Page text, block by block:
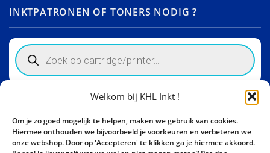
Welkom bij KHL Inkt !
Om je zo goed mogelijk te helpen, maken we gebruik van cookies.
Hiermee onthouden we bijvoorbeeld je voorkeuren en verbeteren we
onze webshop. Door op 'Accepteren' te klikken ga je hiermee akkoord.
INKTPATRONEN OF TONERS NODIG ?
Products
search
Activity Invest BV - KHL, Kempische Steenweg 274
3500 Hasselt - België BE0862447190